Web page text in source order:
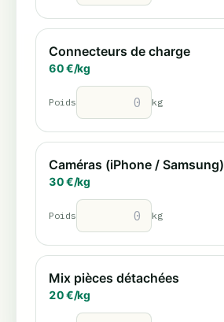
Connecteurs de charge
60€/kg
Poids kg
Caméras (iPhone / Samsung)
30€/kg
Poids kg
Mix pièces détachées
20€/kg